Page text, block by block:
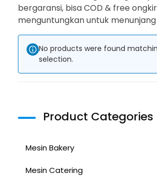
bergaransi, bisa COD & free
menguntungkan untuk menunjang
No products were found
selection.
Product Categories
Mesin Bakery
Mesin Catering